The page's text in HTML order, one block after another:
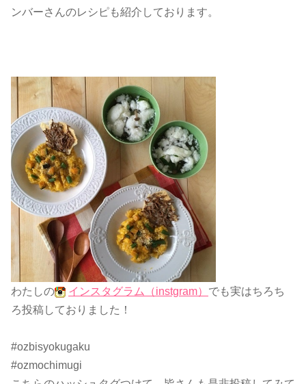
ンバーさんのレシピも紹介しております。
わたしの インスタグラム（instgram） でも実はちろち
ろ投稿しておりました！
#ozbisyokugaku
#ozmochimugi